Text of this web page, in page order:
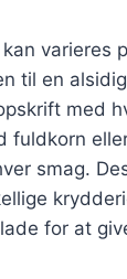
varieres
til en
med
fuldkorn
smag.
for at